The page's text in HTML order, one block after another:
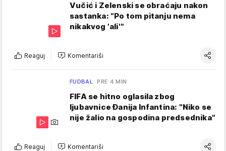
Vučić i Zelenski se obraćaju nakon
sastanka: "Po tom pitanju nema
nikakvog 'ali'"
Reaguj Komentariši
FUDBAL PRE 4 MIN
FIFA se hitno oglasila zbog
ljubavnice Đanija Infantina: "Niko se
nije žalio na gospodina predsednika"
Reaguj Komentariši